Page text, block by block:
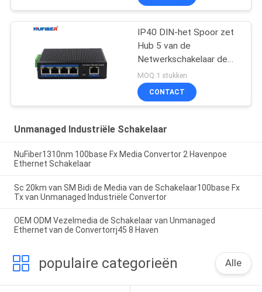
IP40 DIN-het Spoor zet
Hub 5 van de
Netwerkschakelaar de
Interface van Haven
opGigabit Rj45 UTP
MOQ:1 stukken
CONTACT
Unmanaged Industriële Schakelaar
NuFiber1310nm 100base Fx Media Convertor 2 Havenpoe
Ethernet Schakelaar
Sc 20km van SM Bidi de Media van de Schakelaar100base Fx
Tx van Unmanaged Industriële Convertor
OEM ODM Vezelmedia de Schakelaar van Unmanaged
Ethernet van de Convertorrj45 8 Haven
populaire categorieën Alle